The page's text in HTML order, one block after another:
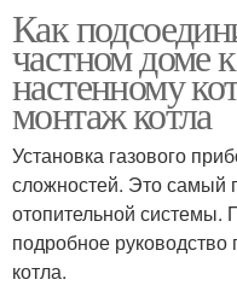
Как
частном доме
настенному
монтаж котла
Установка газового
сложностей. Это самый
отопительной системы.
подробное руководство
котла.